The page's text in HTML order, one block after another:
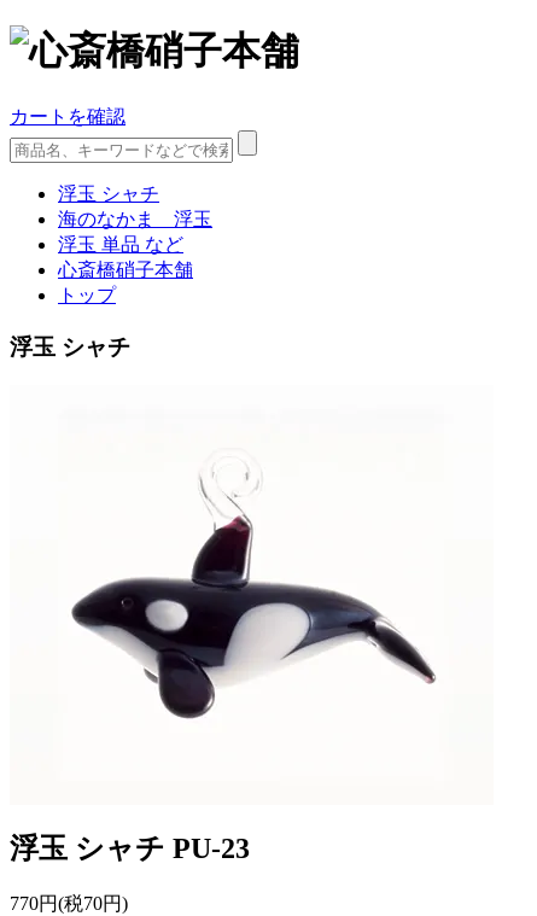
カートを確認
浮玉 シャチ
海のなかま 浮玉
浮玉 単品 など
心斎橋硝子本舗
トップ
浮玉 シャチ
浮玉 シャチ PU-23
770円(税70円)